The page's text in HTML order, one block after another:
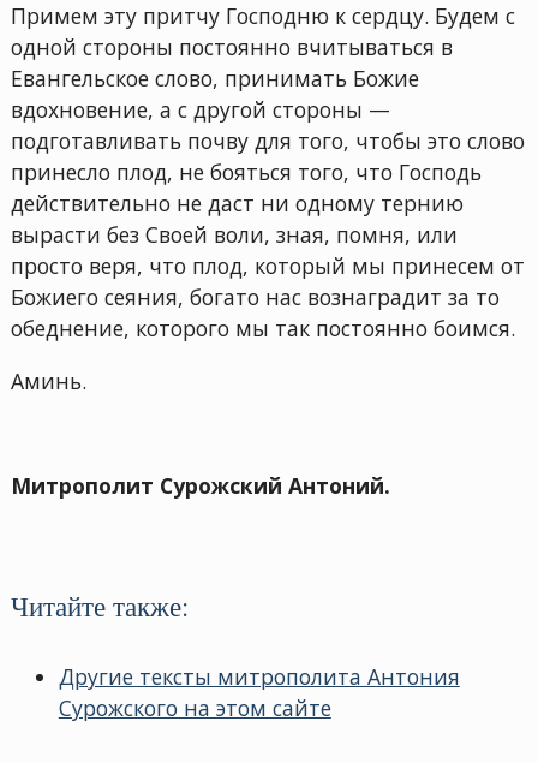
Примем эту притчу Господню к сердцу. Будем с
одной стороны постоянно вчитываться в
Евангельское слово, принимать Божие
вдохновение, а с другой стороны —
подготавливать почву для того, чтобы это слово
принесло плод, не бояться того, что Господь
действительно не даст ни одному тернию
вырасти без Своей воли, зная, помня, или
просто веря, что плод, который мы принесем от
Божиего сеяния, богато нас вознаградит за то
обеднение, которого мы так постоянно боимся.
Аминь.
Митрополит Сурожский Антоний.
Читайте также:
Другие тексты митрополита Антония
Сурожского на этом сайте